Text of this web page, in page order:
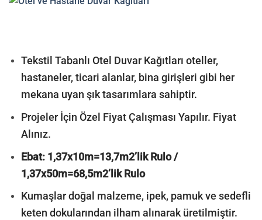
Tekstil Tabanlı Otel Duvar Kağıtları oteller,
hastaneler, ticari alanlar, bina girişleri gibi her
mekana uyan şık tasarımlara sahiptir.
Projeler İçin Özel Fiyat Çalışması Yapılır. Fiyat
Alınız.
Ebat: 1,37x10m=13,7m2’lik Rulo /
1,37x50m=68,5m2’lik Rulo
Kumaşlar doğal malzeme, ipek, pamuk ve sedefli
keten dokularından ilham alınarak üretilmiştir.